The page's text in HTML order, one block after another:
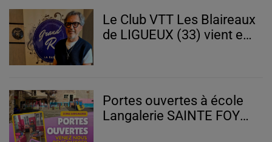
Le Club VTT Les Blaireaux
de LIGUEUX (33) vient en
Portes ouvertes à école
Langalerie SAINTE FOY